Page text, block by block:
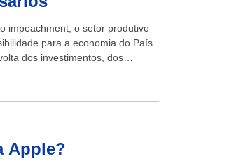
impeachment, o setor produtivo
para a economia do País.
dos investimentos, dos
Apple?